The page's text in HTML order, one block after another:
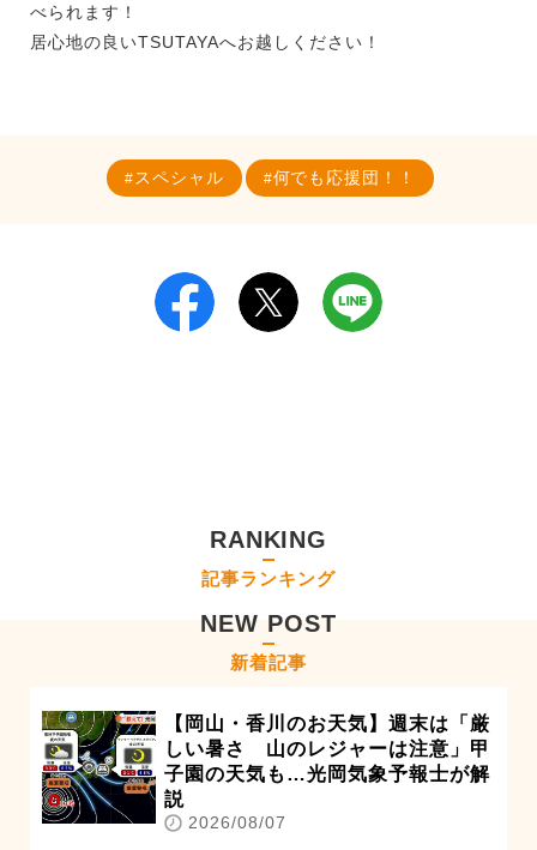
べられます！
居心地の良いTSUTAYAへお越しください！
スペシャル 何でも応援団！！
RANKING
記事ランキング
NEW POST
新着記事
【岡山・香川のお天気】週末は「厳
しい暑さ 山のレジャーは注意」甲
子園の天気も…光岡気象予報士が解
説
2026/08/07